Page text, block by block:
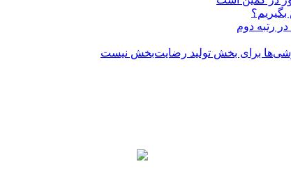
رتبه دوم
برای بخش تولید رضایت‌بخش نیست